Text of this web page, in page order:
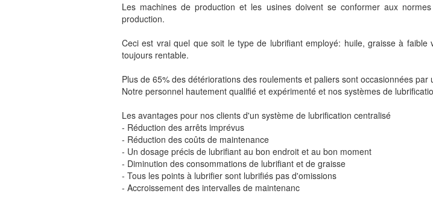
Les machines de production et les usines doivent se conformer aux
production.
Ceci est vrai quel que soit le type de lubrifiant employé: huile, graisse à
toujours rentable.
Plus de 65% des détériorations des roulements et paliers sont occasionnées
Notre personnel hautement qualifié et expérimenté et nos systèmes de
Les avantages pour nos clients d'un système de lubrification centralisé
- Réduction des arrêts imprévus
- Réduction des coûts de maintenance
- Un dosage précis de lubrifiant au bon endroit et au bon moment
- Diminution des consommations de lubrifiant et de graisse
- Tous les points à lubrifier sont lubrifiés pas d'omissions
- Accroissement des intervalles de maintenanc